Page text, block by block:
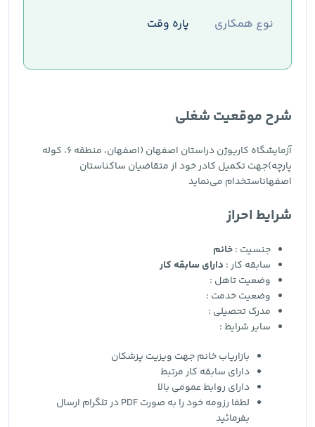
نوع همکاری
پاره وقت
شرح موقعیت شغلی
آزمایشگاه کاریوژن دراستان اصفهان (اصفهان، منطقه ۶، کوله
پارچه)جهت تکمیل کادر خود از متقاضیان ساکناستان
اصفهاناستخدام می‌نماید
شرایط احراز
جنسیت :خانم
سابقه کار : دارای سابقه کار
وضعیت تاهل :
وضعیت خدمت :
مدرک تحصیلی :
سایر شرایط :
بازاریاب خانم جهت ویزیت پزشکان
دارای سابقه کار مرتبط
دارای روابط عمومی بالا
لطفا رزومه خود را به صورت PDF در تلگرام ارسال
بفرمائید